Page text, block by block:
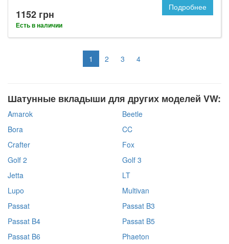
1152 грн
Есть в наличии
Подробнее
1 2 3 4
Шатунные вкладыши для других моделей VW:
Amarok
Beetle
Bora
CC
Crafter
Fox
Golf 2
Golf 3
Jetta
LT
Lupo
Multivan
Passat
Passat B3
Passat B4
Passat B5
Passat B6
Phaeton